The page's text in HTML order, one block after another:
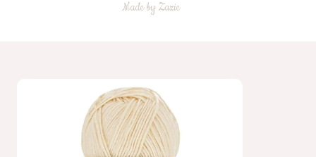
Made by Zazie